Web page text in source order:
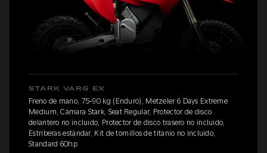
STARK VARG EX
Freno de mano, 75-90 kg (Enduro), Metzeler 6 Days Extreme
Medium, Cámara Stark, Seat Regular, Protector de disco
delantero no incluido, Protector de disco trasero no incluido,
Estriberas estándar, Kit de tornillos de titanio no incluido,
Standard 60hp